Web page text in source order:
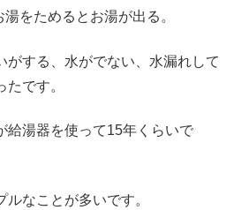
をためるとお湯が出る。
がする、水がでない、水漏れして
です。
給湯器を使って15年くらいで
なことが多いです。